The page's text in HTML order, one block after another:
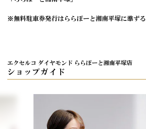
※無料駐車券発行はららぽーと湘南平塚に準ずる
エクセルコ ダイヤモンド ららぽーと湘南平塚店
ショップガイド